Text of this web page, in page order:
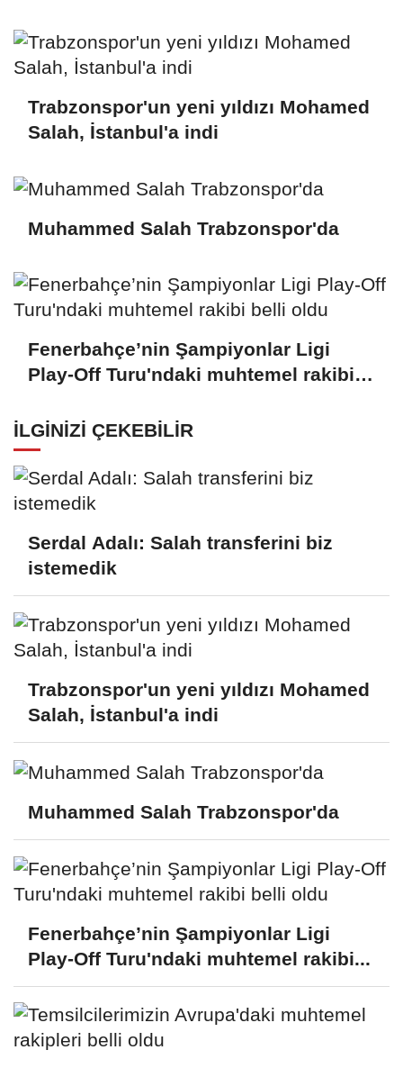
Trabzonspor'un yeni yıldızı Mohamed
Salah, İstanbul'a indi
Muhammed Salah Trabzonspor'da
Fenerbahçe’nin Şampiyonlar Ligi
Play-Off Turu'ndaki muhtemel rakibi
İLGINIZI ÇEKEBILIR
Serdal Adalı: Salah transferini biz
istemedik
Trabzonspor'un yeni yıldızı Mohamed
Salah, İstanbul'a indi
Muhammed Salah Trabzonspor'da
Fenerbahçe’nin Şampiyonlar Ligi
Play-Off Turu'ndaki muhtemel rakibi...